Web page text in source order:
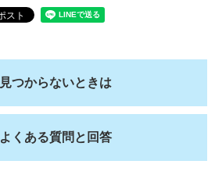
見つからないときは
よくある質問と回答